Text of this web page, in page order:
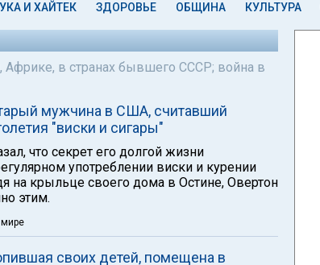
И ХАЙТЕК ЗДОРОВЬЕ ОБЩИНА КУЛЬТУРА
Африке, в странах бывшего СССР; война в
мужчина в США, считавший
"виски и сигары"
что секрет его долгой жизни
употреблении виски и курении
на крыльце своего дома в Остине, Овертон
этим.
своих детей, помещена в